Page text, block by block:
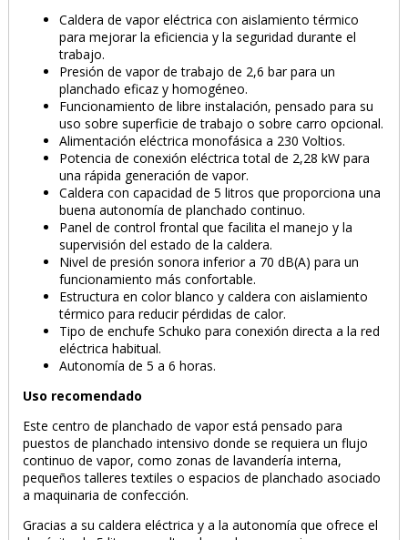
Caldera de vapor eléctrica con aislamiento térmico
para mejorar la eficiencia y la seguridad durante el
trabajo.
Presión de vapor de trabajo de 2,6 bar para un
planchado eficaz y homogéneo.
Funcionamiento de libre instalación, pensado para su
uso sobre superficie de trabajo o sobre carro opcional.
Alimentación eléctrica monofásica a 230 Voltios.
Potencia de conexión eléctrica total de 2,28 kW para
una rápida generación de vapor.
Caldera con capacidad de 5 litros que proporciona una
buena autonomía de planchado continuo.
Panel de control frontal que facilita el manejo y la
supervisión del estado de la caldera.
Nivel de presión sonora inferior a 70 dB(A) para un
funcionamiento más confortable.
Estructura en color blanco y caldera con aislamiento
térmico para reducir pérdidas de calor.
Tipo de enchufe Schuko para conexión directa a la red
eléctrica habitual.
Autonomía de 5 a 6 horas.
Uso recomendado
Este centro de planchado de vapor está pensado para
puestos de planchado intensivo donde se requiera un flujo
continuo de vapor, como zonas de lavandería interna,
pequeños talleres textiles o espacios de planchado asociado
a maquinaria de confección.
Gracias a su caldera eléctrica y a la autonomía que ofrece el